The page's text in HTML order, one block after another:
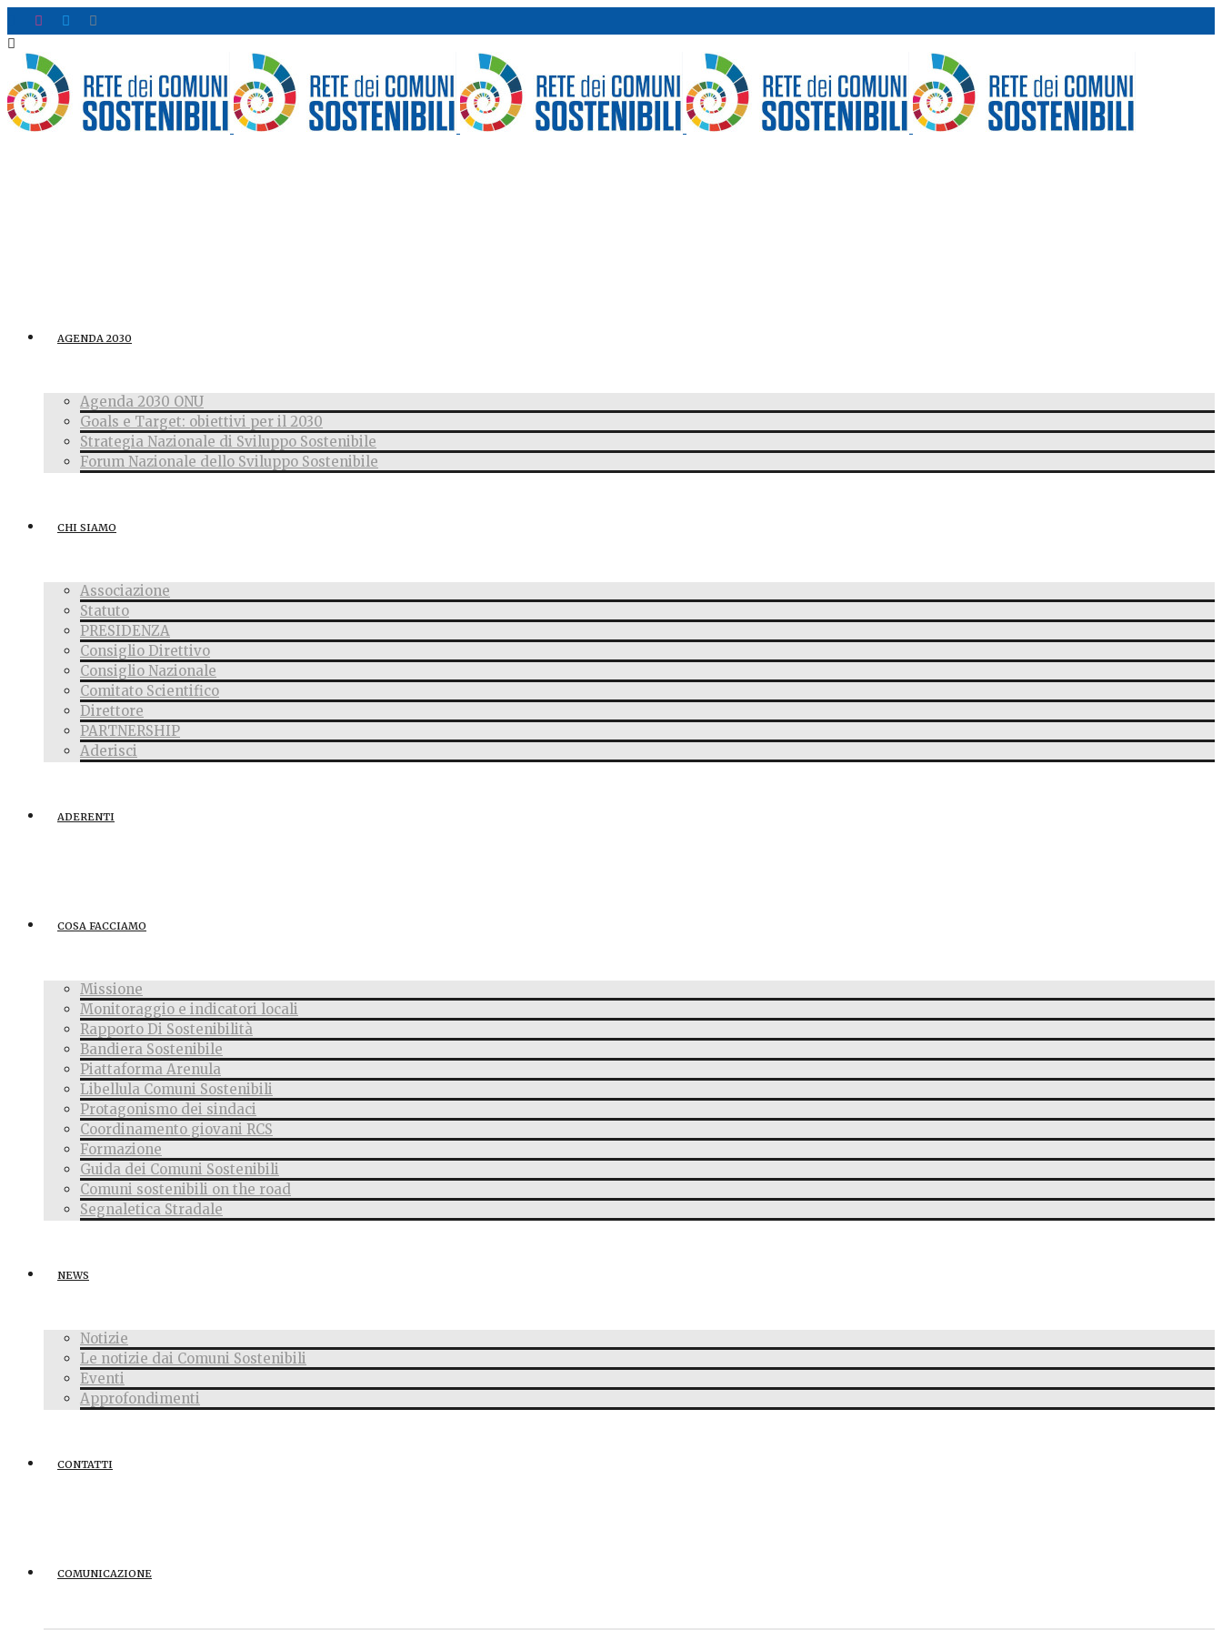
AGENDA 2030
Agenda 2030 ONU
Goals e Target: obiettivi per il 2030
Strategia Nazionale di Sviluppo Sostenibile
Forum Nazionale dello Sviluppo Sostenibile
CHI SIAMO
Associazione
Statuto
PRESIDENZA
Consiglio Direttivo
Consiglio Nazionale
Comitato Scientifico
Direttore
PARTNERSHIP
Aderisci
ADERENTI
COSA FACCIAMO
Missione
Monitoraggio e indicatori locali
Rapporto Di Sostenibilità
Bandiera Sostenibile
Piattaforma Arenula
Libellula Comuni Sostenibili
Protagonismo dei sindaci
Coordinamento giovani RCS
Formazione
Guida dei Comuni Sostenibili
Comuni sostenibili on the road
Segnaletica Stradale
NEWS
Notizie
Le notizie dai Comuni Sostenibili
Eventi
Approfondimenti
CONTATTI
COMUNICAZIONE